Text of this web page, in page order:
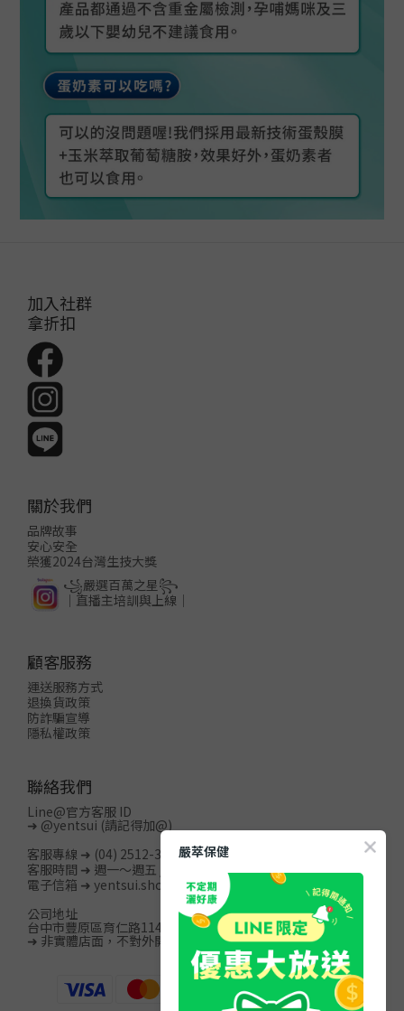
加入社群
拿折扣
關於我們
品牌故事
安心安全
榮獲2024台灣生技大獎
꧁嚴選百萬之星꧂
│直播主培訓與上線│
顧客服務
運送服務方式
退換貨政策
防詐騙宣導
隱私權政策
聯絡我們
Line@官方客服 ID
➜ @yentsui (請記得加@)
客服專線 ➜ (04) 2512-3996
客服時間 ➜ 週一～週五 / 08:00-20:00
電子信箱 ➜ yentsui.shop@gmail.com
公司地址
台中市豐原區育仁路114巷15號13樓之2
➜ 非實體店面，不對外開放
嚴萃保健